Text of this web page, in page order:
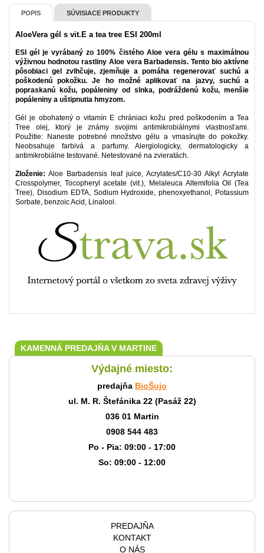
POPIS SÚVISIACE PRODUKTY
AloeVera gél s vit.E a tea tree ESI 200ml
ESI gél je vyrábaný zo 100% čistého Aloe vera gélu s maximálnou
výživnou hodnotou rastliny Aloe vera Barbadensis. Tento bio aktívne
pôsobiaci gel zvlhčuje, zjemňuje a pomáha regenerovať suchú a
poškodenú pokožku. Je ho možné aplikovať na jazvy, suchú a
popraskanú kožu, popáleniny od slnka, podráždenú kožu, menšie
popáleniny a uštipnutia hmyzom.
Gél je obohatený o vitamín E chrániaci kožu pred poškodením a Tea
Tree olej, ktorý je známy svojimi antimikrobiálnymi vlastnosťami.
Použitie: Naneste potrebné množstvo gélu a vmasírujte do pokožky.
Neobsahuje farbivá a parfumy. Alergiologicky, dermatologicky a
antimikrobiálne testované. Netestované na zvieratách.
Zloženie: Aloe Barbadensis leaf juice, Acrylates/C10-30 Alkyl Acrylate
Crosspolymer, Tocopheryl acetate (vit.), Melaleuca Altemifolia Oil (Tea
Tree), Disodium EDTA, Sodium Hydroxide, phenoxyethanol, Potassium
Sorbate, benzoic Acid, Linalool.
KAMENNÁ PREDAJŇA V MARTINE
Výdajné miesto:
predajňa BioŠujo
ul. M. R. Štefánika 22 (Pasáž 22)
036 01 Martin
0908 544 483
Po - Pia: 09:00 - 17:00
So: 09:00 - 12:00
PREDAJŇA
KONTAKT
O NÁS